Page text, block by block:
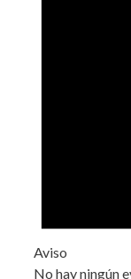
Aviso
No hay ningún